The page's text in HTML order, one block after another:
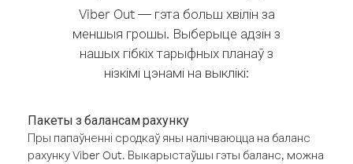
Viber Out — гэта больш хвілін за
меншыя грошы. Выберыце адзін з
нашых гібкіх тарыфных планаў з
нізкімі цэнамі на выклікі:
Пакеты з балансам рахунку
Пры папаўненні сродкаў яны налічваюцца на баланс
рахунку Viber Out. Выкарыстаўшы гэты баланс, можна